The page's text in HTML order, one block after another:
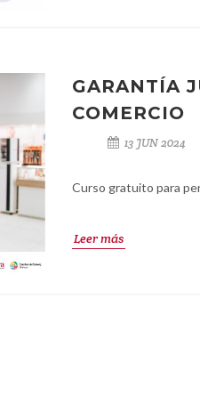
GARANTÍA
COMERCIO
13 JUN 2024
Curso gratuito para
Leer más